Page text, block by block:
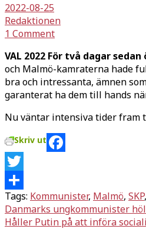
2022-08-25
Redaktionen
1 Comment
VAL 2022 För två dagar
och Malmö-kamraterna hade
bra och intressanta, ämnen
garanterat ha dem till hands
Nu väntar intensiva tider fram
Skriv ut
Facebook
Twitter
Dela
Tags: Kommunister, Malmö, SKP,
Inläggsnavigering
Danmarks ungkommunister
Håller Putin på att införa